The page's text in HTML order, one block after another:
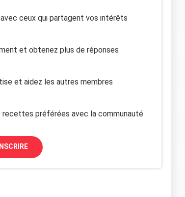
ceux qui partagent vos intérêts
et obtenez plus de réponses
et aidez les autres membres
préférées avec la communauté